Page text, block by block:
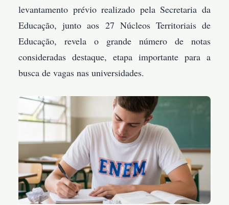
levantamento prévio realizado pela Secretaria da
Educação, junto aos 27 Núcleos Territoriais de
Educação, revela o grande número de notas
consideradas destaque, etapa importante para a
busca de vagas nas universidades.